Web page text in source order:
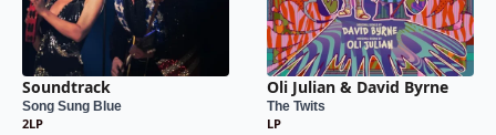
Soundtrack
Song Sung Blue
2LP
Oli Julian & David Byrne
The Twits
LP